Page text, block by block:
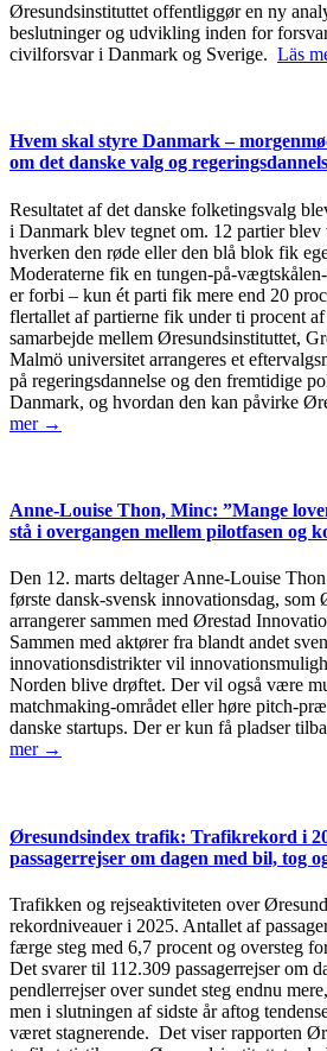
Øresundsinstituttet offentliggør en ny
beslutninger og udvikling inden for
civilforsvar i Danmark og Sverige. Läs
Hvem skal styre Danmark –
om det danske valg og
Resultatet af det danske folketingsvalg
i Danmark blev tegnet om. 12 partier
hverken den røde eller den blå blok fik
Moderaterne fik en tungen-på-
er forbi – kun ét parti fik mere end 20
flertallet af partierne fik under ti procent af
samarbejde mellem Øresundsinstituttet,
Malmö universitet arrangeres et
på regeringsdannelse og den fremtidige
Danmark, og hvordan den kan påvirke
mer →
Anne-Louise Thon, Minc: ”Mange
stå i overgangen mellem pilotfasen og
Den 12. marts deltager Anne-Louise
første dansk-svensk innovationsdag, som
arrangerer sammen med Ørestad
Sammen med aktører fra blandt andet
innovationsdistrikter vil
Norden blive drøftet. Der vil også være
matchmaking-området eller høre pitch-
danske startups. Der er kun få pladser
mer →
Øresundsindex trafik: Trafikrekord i
passagerrejser om dagen med bil, tog
Trafikken og rejseaktiviteten over
rekordniveauer i 2025. Antallet af
færge steg med 6,7 procent og oversteg
Det svarer til 112.309 passagerrejser om
pendlerrejser over sundet steg endnu
men i slutningen af sidste år aftog
været stagnerende. Det viser rapporten